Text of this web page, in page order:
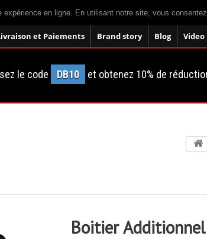
en ligne. En utilisant notre site, vous
et Paiements Brand story Blog Video
le code DB10 et obtenez 10% de
Boitier